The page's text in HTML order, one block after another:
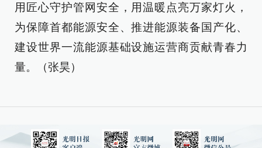
用匠心守护管网安全，用温暖点亮万家灯火，
为保障首都能源安全、推进能源装备国产化、
建设世界一流能源基础设施运营商贡献青春力
量。（张昊）